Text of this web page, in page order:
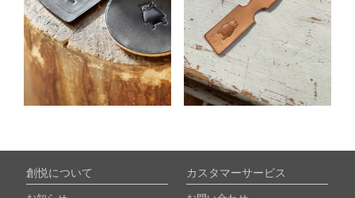
創悦について カスタマーサービス